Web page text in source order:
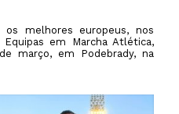
melhores europeus, nos
em Marcha Atlética,
março, em Podebrady, na